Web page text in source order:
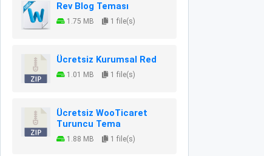
Rev Blog Teması
1.75 MB 1 file(s)
Ücretsiz Kurumsal Red
1.01 MB 1 file(s)
Ücretsiz WooTicaret
Turuncu Tema
1.88 MB 1 file(s)